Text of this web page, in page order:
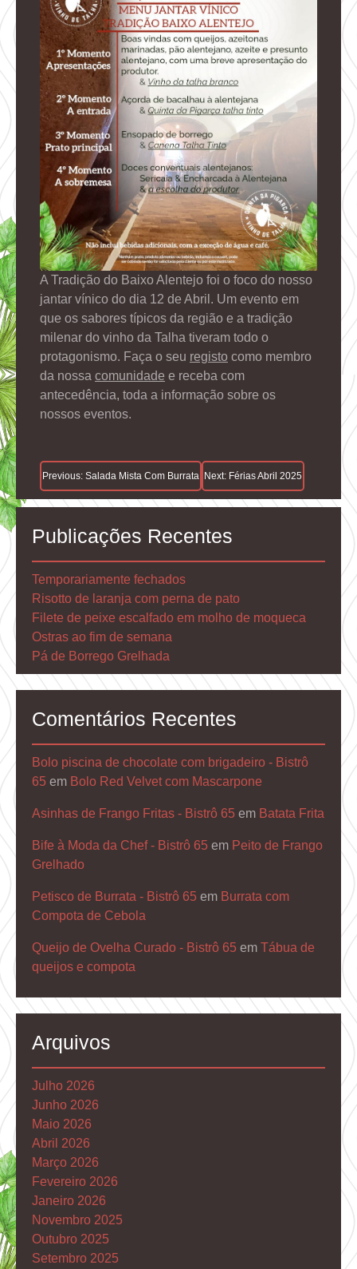
A Tradição do Baixo Alentejo foi o foco do nosso
jantar vínico do dia 12 de Abril. Um evento em
que os sabores típicos da região e a tradição
milenar do vinho da Talha tiveram todo o
protagonismo. Faça o seu registo como membro
da nossa comunidade e receba com
antecedência, toda a informação sobre os
nossos eventos.
Navegação
De
Artigos
Previous: Salada Mista Com Burrata Next: Férias Abril 2025
Publicações Recentes
Temporariamente fechados
Risotto de laranja com perna de pato
Filete de peixe escalfado em molho de moqueca
Ostras ao fim de semana
Pá de Borrego Grelhada
Comentários Recentes
Bolo piscina de chocolate com brigadeiro - Bistrô
65 em Bolo Red Velvet com Mascarpone
Asinhas de Frango Fritas - Bistrô 65 em Batata Frita
Bife à Moda da Chef - Bistrô 65 em Peito de Frango
Grelhado
Petisco de Burrata - Bistrô 65 em Burrata com
Compota de Cebola
Queijo de Ovelha Curado - Bistrô 65 em Tábua de
queijos e compota
Arquivos
Julho 2026
Junho 2026
Maio 2026
Abril 2026
Março 2026
Fevereiro 2026
Janeiro 2026
Novembro 2025
Outubro 2025
Setembro 2025